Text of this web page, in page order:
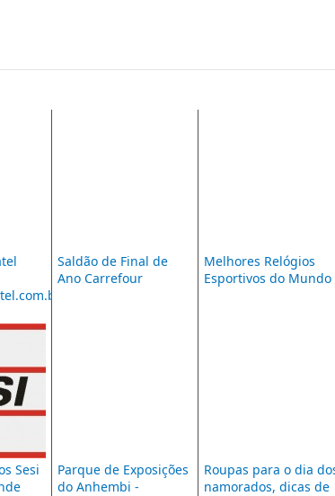
bandalarga/
Saldão de Final de
Ano Carrefour
Melhores Relógios
Esportivos do Mundo
Sesi
Parque de Exposições
do Anhembi -
Roupas para o dia
namorados, dicas de